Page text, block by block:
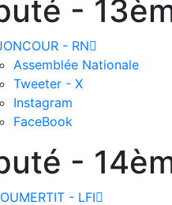
-
- RN
Assemblée Nationale
Tweeter - X
Instagram
FaceBook
-
- LFI